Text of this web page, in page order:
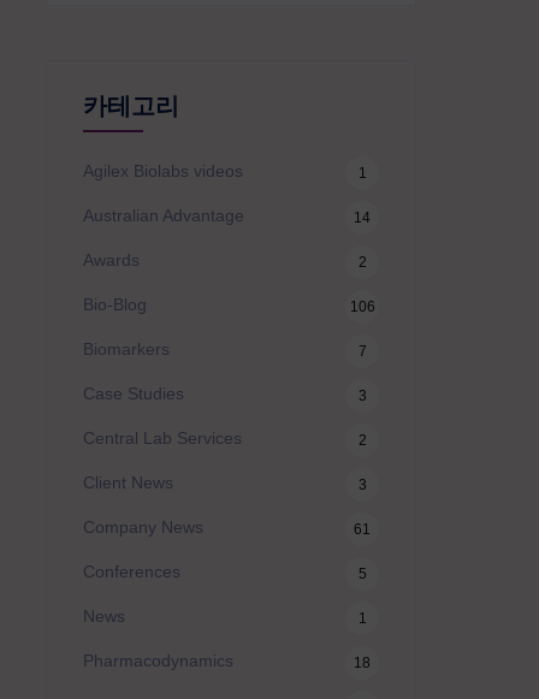
카테고리
Agilex Biolabs videos 1
Australian Advantage 14
Awards 2
Bio-Blog 106
Biomarkers 7
Case Studies 3
Central Lab Services 2
Client News 3
Company News 61
Conferences 5
News 1
Pharmacodynamics 18